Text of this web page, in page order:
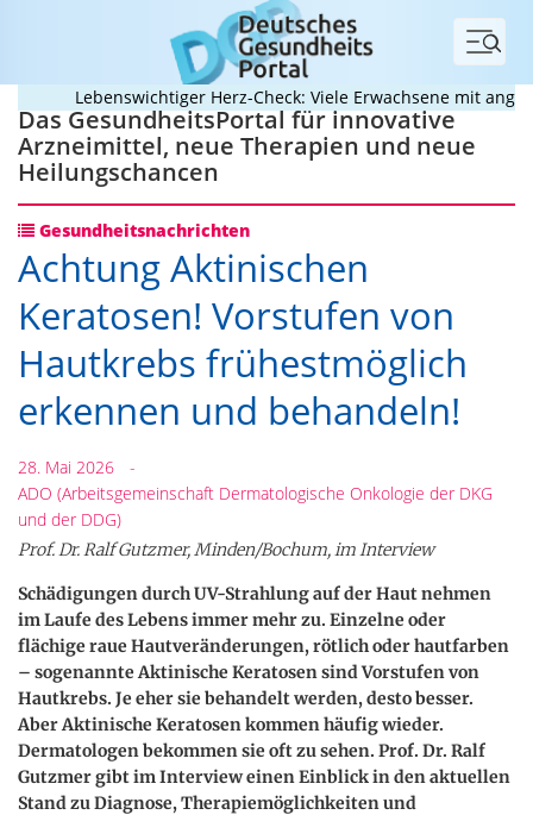
Menü
Lebenswichtiger Herz-Check: Viele Erwachsene mit
Das GesundheitsPortal für innovative
Arzneimittel, neue Therapien und neue
Heilungschancen
Gesundheitsnachrichten
Achtung Aktinischen
Keratosen! Vorstufen von
Hautkrebs frühestmöglich
erkennen und behandeln!
28. Mai 2026
-
ADO (Arbeitsgemeinschaft Dermatologische Onkologie der DKG
und der DDG)
Prof. Dr. Ralf Gutzmer, Minden/Bochum, im Interview
Schädigungen durch UV-Strahlung auf der Haut nehmen
im Laufe des Lebens immer mehr zu. Einzelne oder
flächige raue Hautveränderungen, rötlich oder hautfarben
– sogenannte Aktinische Keratosen sind Vorstufen von
Hautkrebs. Je eher sie behandelt werden, desto besser.
Aber Aktinische Keratosen kommen häufig wieder.
Dermatologen bekommen sie oft zu sehen. Prof. Dr. Ralf
Gutzmer gibt im Interview einen Einblick in den aktuellen
Stand zu Diagnose, Therapiemöglichkeiten und